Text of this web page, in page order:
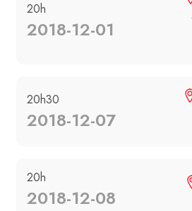
20h
2018-12-01
20h30
2018-12-07
20h
2018-12-08